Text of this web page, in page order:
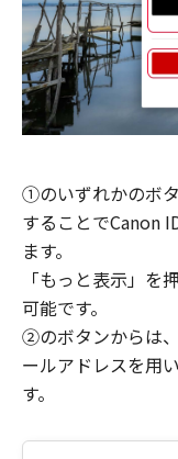
①のいずれかのボ
することでCanon
ます。
「もっと表示」を
可能です。
②のボタンからは
ールアドレスを用
す。